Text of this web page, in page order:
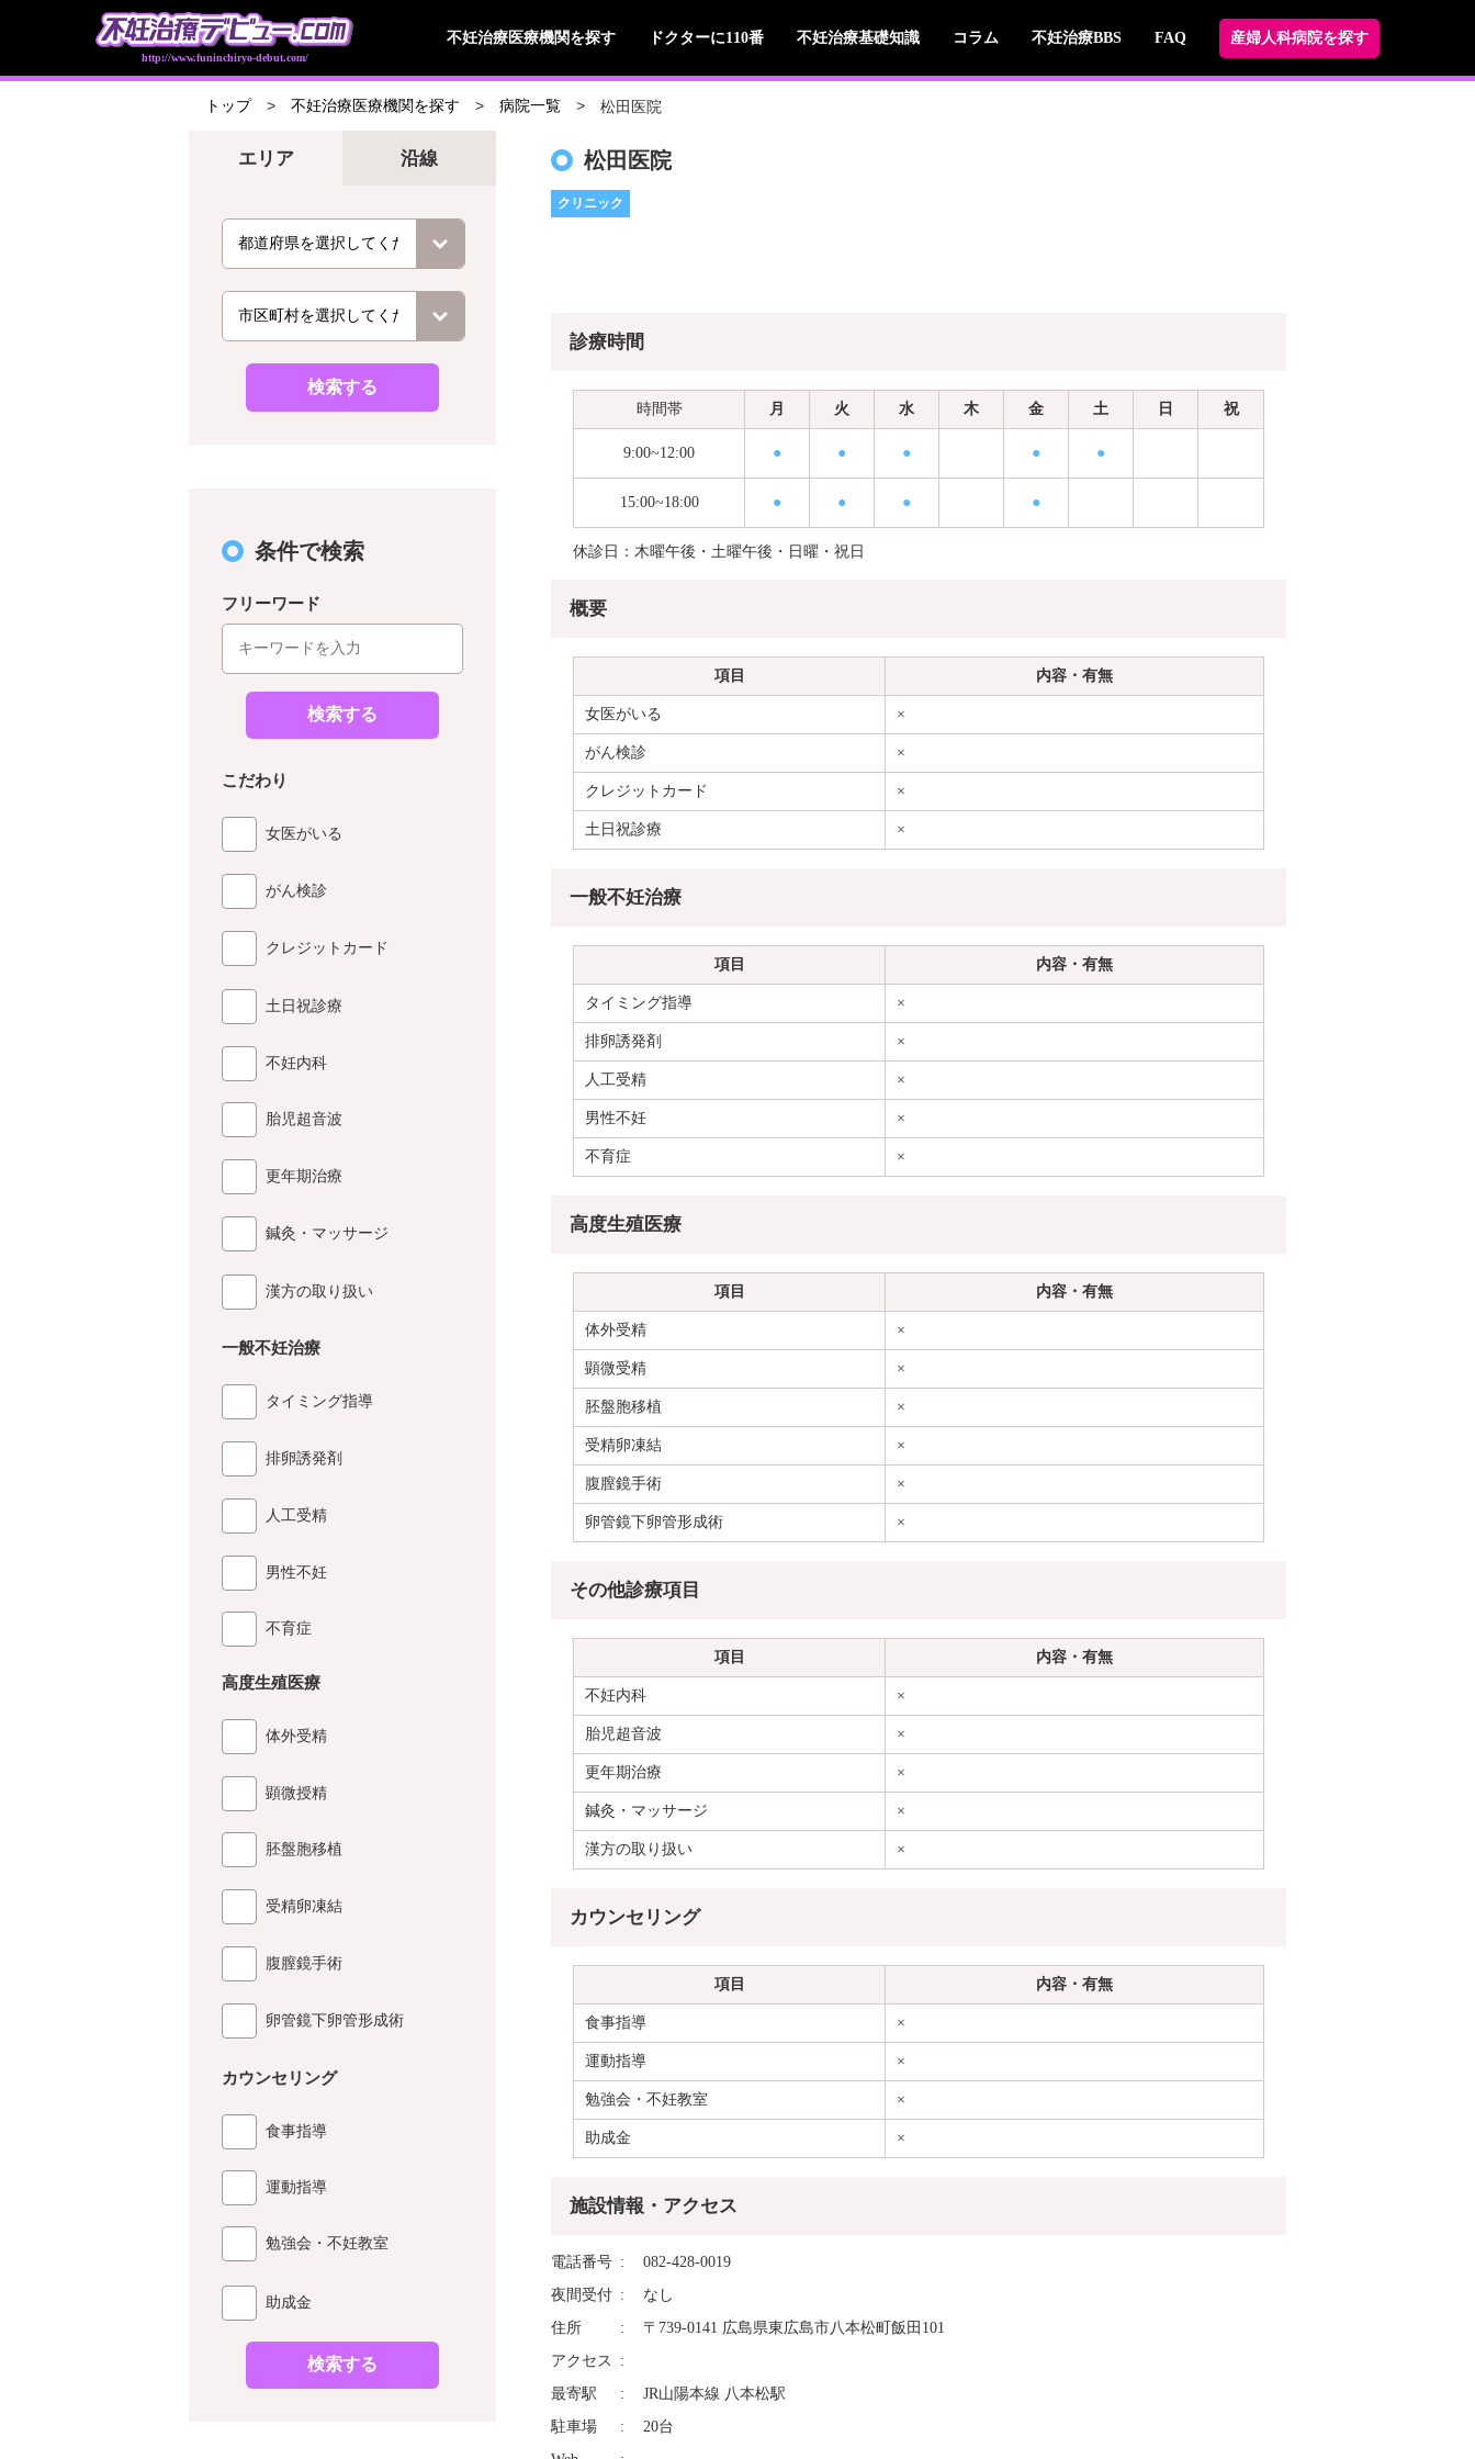
http://www.funinchiryo-debut.com/
不妊治療医療機関を探す ドクターに110番 不妊治療基礎知識 コラム 不妊治療BBS FAQ 産婦人科病院を探す
トップ 不妊治療医療機関を探す 病院一覧 松田医院
エリア
検索する
沿線
条件で検索
フリーワード
検索する
こだわり
女医がいる
がん検診
クレジットカード
土日祝診療
不妊内科
胎児超音波
更年期治療
鍼灸・マッサージ
漢方の取り扱い
一般不妊治療
タイミング指導
排卵誘発剤
人工受精
男性不妊
不育症
高度生殖医療
体外受精
顕微授精
胚盤胞移植
受精卵凍結
腹膣鏡手術
卵管鏡下卵管形成術
カウンセリング
食事指導
運動指導
勉強会・不妊教室
助成金
検索する
松田医院
クリニック
診療時間
時間帯 月 火 水 木 金 土 日 祝
9:00~12:00 ● ● ● ● ●
15:00~18:00 ● ● ● ●
休診日：木曜午後・土曜午後・日曜・祝日
概要
項目 内容・有無
女医がいる ×
がん検診 ×
クレジットカード ×
土日祝診療 ×
一般不妊治療
項目 内容・有無
タイミング指導 ×
排卵誘発剤 ×
人工受精 ×
男性不妊 ×
不育症 ×
高度生殖医療
項目 内容・有無
体外受精 ×
顕微受精 ×
胚盤胞移植 ×
受精卵凍結 ×
腹膣鏡手術 ×
卵管鏡下卵管形成術 ×
その他診療項目
項目 内容・有無
不妊内科 ×
胎児超音波 ×
更年期治療 ×
鍼灸・マッサージ ×
漢方の取り扱い ×
カウンセリング
項目 内容・有無
食事指導 ×
運動指導 ×
勉強会・不妊教室 ×
助成金 ×
施設情報・アクセス
電話番号
082-428-0019
夜間受付
なし
住所
〒739-0141 広島県東広島市八本松町飯田101
アクセス
最寄駅
JR山陽本線 八本松駅
駐車場
20台